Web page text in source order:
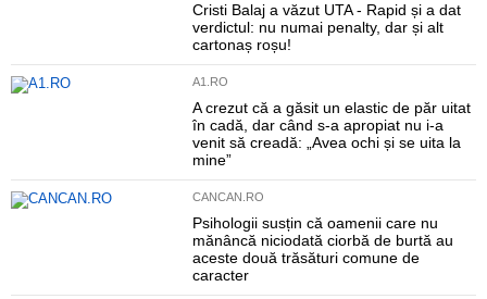
Cristi Balaj a văzut UTA - Rapid și a dat
verdictul: nu numai penalty, dar și alt
cartonaș roșu!
A1.RO
A crezut că a găsit un elastic de păr uitat
în cadă, dar când s-a apropiat nu i-a
venit să creadă: „Avea ochi și se uita la
mine”
CANCAN.RO
Psihologii susțin că oamenii care nu
mănâncă niciodată ciorbă de burtă au
aceste două trăsături comune de
caracter